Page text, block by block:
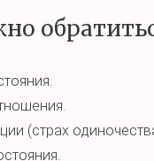
(страх